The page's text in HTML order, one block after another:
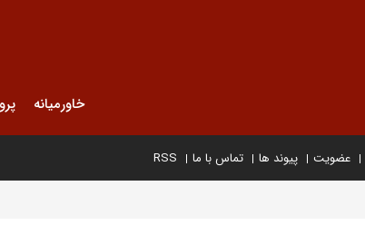
خاورمیانه
عضویت پیوند ها تماس با ما RSS